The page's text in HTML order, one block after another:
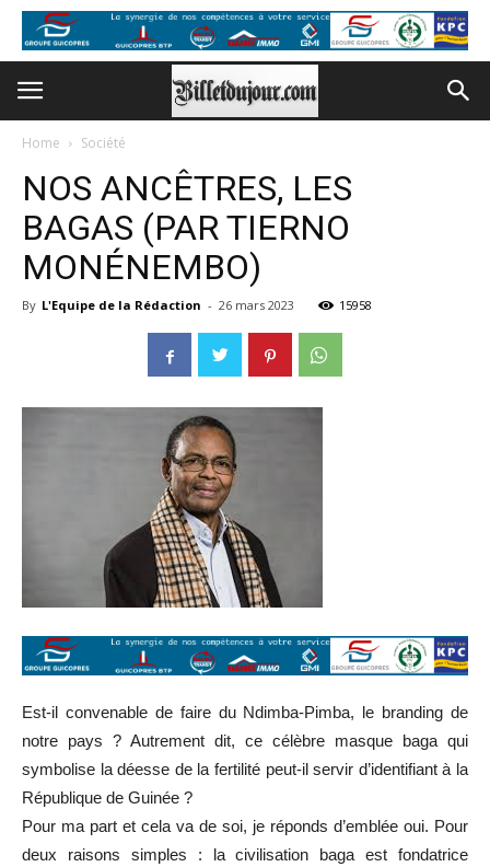
Home Société
NOS ANCÊTRES, LES
BAGAS (PAR TIERNO
MONÉNEMBO)
By L'Equipe de la Rédaction - 26 mars 2023 15958
Est-il convenable de faire du Ndimba-Pimba, le branding de
notre pays ? Autrement dit, ce célèbre masque baga qui
symbolise la déesse de la fertilité peut-il servir d’identifiant à la
République de Guinée ?
Pour ma part et cela va de soi, je réponds d’emblée oui. Pour
deux raisons simples : la civilisation baga est fondatrice